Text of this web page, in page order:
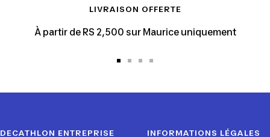
LIVRAISON OFFERTE
À partir de RS 2,500 sur Maurice uniquement
DECATHLON ENTREPRISE INFORMATIONS LÉGALES